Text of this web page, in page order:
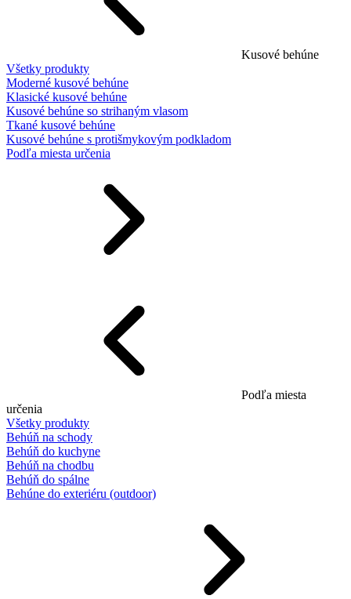
Kusové behúne
Všetky produkty
Moderné kusové behúne
Klasické kusové behúne
Kusové behúne so strihaným vlasom
Tkané kusové behúne
Kusové behúne s protišmykovým podkladom
Podľa miesta určenia
Podľa miesta
určenia
Všetky produkty
Behúň na schody
Behúň do kuchyne
Behúň na chodbu
Behúň do spálne
Behúne do exteriéru (outdoor)